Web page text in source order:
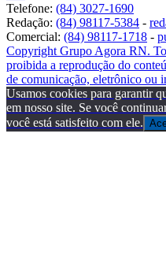
Telefone: (84) 3027-1690
Redação: (84) 98117-5384 -
Comercial: (84) 98117-1718 -
Copyright Grupo Agora RN.
proibida a reprodução do
de comunicação, eletrônico ou
Usamos cookies para garantir
em nosso site. Se você
você está satisfeito com ele.